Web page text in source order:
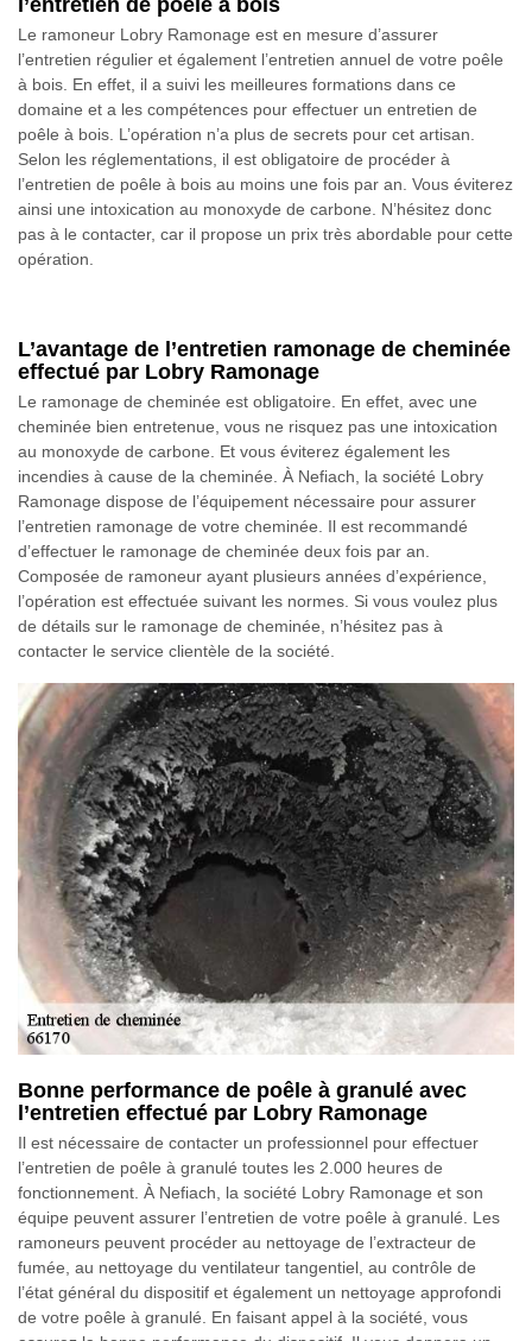
Le ramoneur Lobry Ramonage est en mesure d’assurer
l’entretien régulier et également l’entretien annuel de votre poêle
à bois. En effet, il a suivi les meilleures formations dans ce
domaine et a les compétences pour effectuer un entretien de
poêle à bois. L’opération n’a plus de secrets pour cet artisan.
Selon les réglementations, il est obligatoire de procéder à
l’entretien de poêle à bois au moins une fois par an. Vous éviterez
ainsi une intoxication au monoxyde de carbone. N’hésitez donc
pas à le contacter, car il propose un prix très abordable pour cette
opération.
L’avantage de l’entretien ramonage de cheminée
effectué par Lobry Ramonage
Le ramonage de cheminée est obligatoire. En effet, avec une
cheminée bien entretenue, vous ne risquez pas une intoxication
au monoxyde de carbone. Et vous éviterez également les
incendies à cause de la cheminée. À Nefiach, la société Lobry
Ramonage dispose de l’équipement nécessaire pour assurer
l’entretien ramonage de votre cheminée. Il est recommandé
d’effectuer le ramonage de cheminée deux fois par an.
Composée de ramoneur ayant plusieurs années d’expérience,
l’opération est effectuée suivant les normes. Si vous voulez plus
de détails sur le ramonage de cheminée, n’hésitez pas à
contacter le service clientèle de la société.
Bonne performance de poêle à granulé avec
l’entretien effectué par Lobry Ramonage
Il est nécessaire de contacter un professionnel pour effectuer
l’entretien de poêle à granulé toutes les 2.000 heures de
fonctionnement. À Nefiach, la société Lobry Ramonage et son
équipe peuvent assurer l’entretien de votre poêle à granulé. Les
ramoneurs peuvent procéder au nettoyage de l’extracteur de
fumée, au nettoyage du ventilateur tangentiel, au contrôle de
l’état général du dispositif et également un nettoyage approfondi
de votre poêle à granulé. En faisant appel à la société, vous